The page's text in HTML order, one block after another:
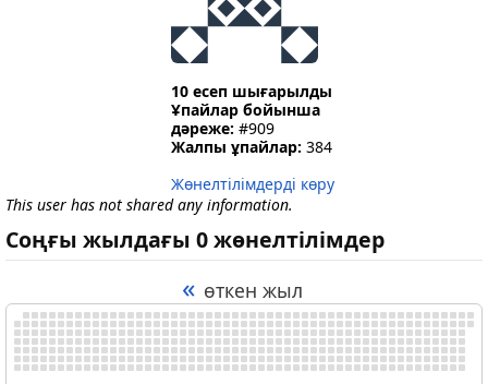
10 есеп шығарылды
Ұпайлар бойынша
дәреже: #909
Жалпы ұпайлар: 384
Жөнелтілімдерді көру
This user has not shared any information.
Соңғы жылдағы 0 жөнелтілімдер
« өткен жыл